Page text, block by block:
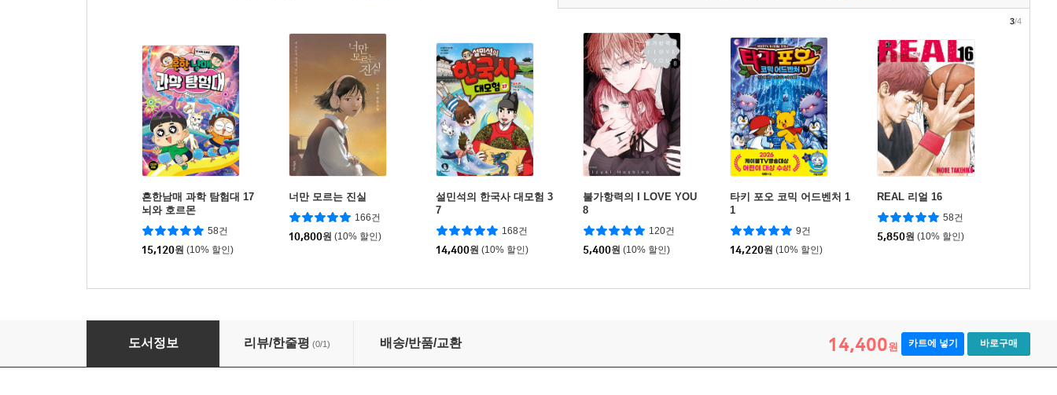
흔한남매 과학 탐험대 17
뇌와 호르몬
58건
15,120원 (10% 할인)
너만 모르는 진실
166건
10,800원 (10% 할인)
설민석의 한국사 대모험 3
7
168건
14,400원 (10% 할인)
불가항력의 I LOVE YOU
8
120건
5,400원 (10% 할인)
타키 포오 코믹 어드벤처 1
1
9건
14,220원 (10% 할인)
REAL 리얼 16
58건
5,850원 (10% 할인)
3/4
묵향 다크레이디 18
도서정보 리뷰/한줄평 (0/1) 배송/반품/교환 14,400원 카트에 넣기 바로구매